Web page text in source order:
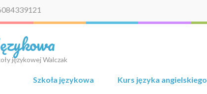
językowej Walczak
Szkoła językowa Kurs języka angielskiego